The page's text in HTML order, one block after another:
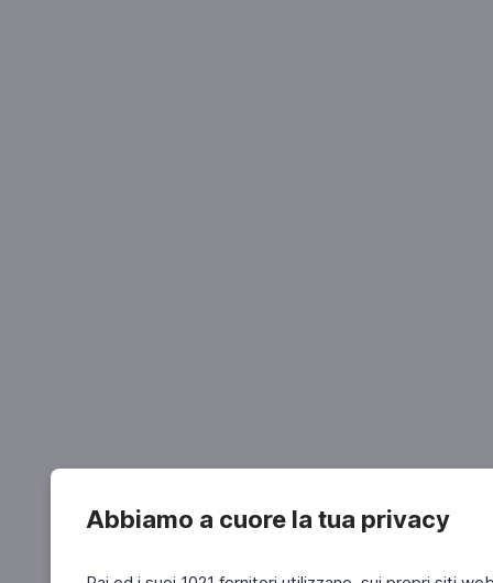
Abbiamo a cuore la tua privacy